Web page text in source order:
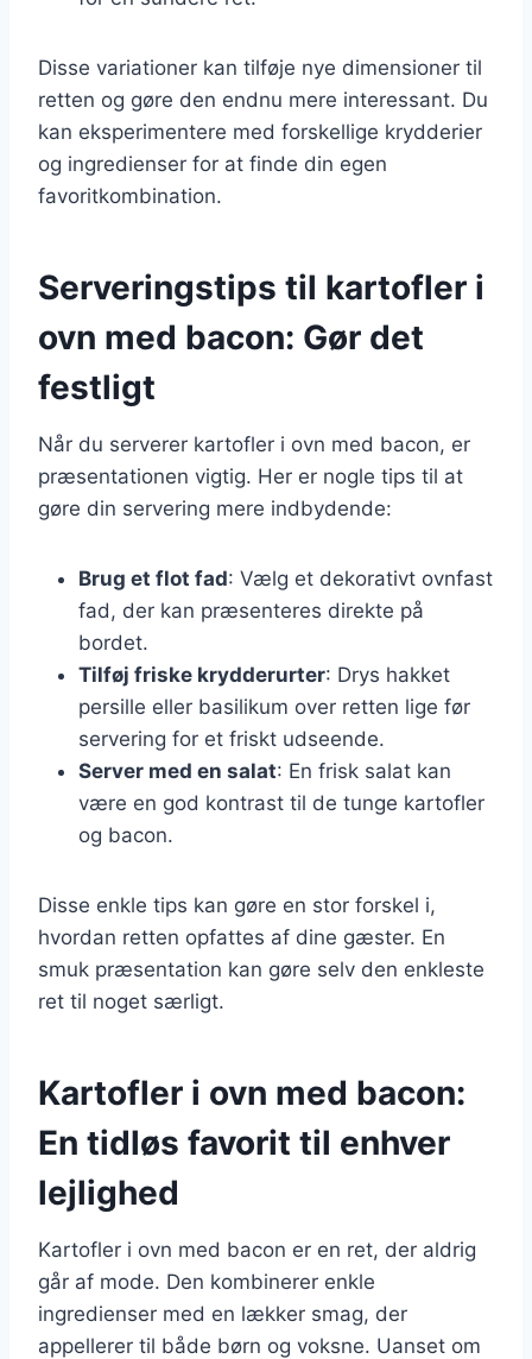
Disse variationer kan tilføje nye dimensioner til
retten og gøre den endnu mere interessant. Du
kan eksperimentere med forskellige krydderier
og ingredienser for at finde din egen
favoritkombination.
Serveringstips til kartofler i
ovn med bacon: Gør det
festligt
Når du serverer kartofler i ovn med bacon, er
præsentationen vigtig. Her er nogle tips til at
gøre din servering mere indbydende:
Brug et flot fad: Vælg et dekorativt ovnfast
fad, der kan præsenteres direkte på
bordet.
Tilføj friske krydderurter: Drys hakket
persille eller basilikum over retten lige før
servering for et friskt udseende.
Server med en salat: En frisk salat kan
være en god kontrast til de tunge kartofler
og bacon.
Disse enkle tips kan gøre en stor forskel i,
hvordan retten opfattes af dine gæster. En
smuk præsentation kan gøre selv den enkleste
ret til noget særligt.
Kartofler i ovn med bacon:
En tidløs favorit til enhver
lejlighed
Kartofler i ovn med bacon er en ret, der aldrig
går af mode. Den kombinerer enkle
ingredienser med en lækker smag, der
appellerer til både børn og voksne. Uanset om